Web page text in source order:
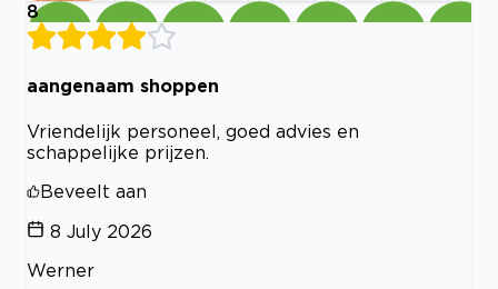
8
aangenaam shoppen
Vriendelijk personeel, goed advies en
schappelijke prijzen.
Beveelt aan
8 July 2026
Werner